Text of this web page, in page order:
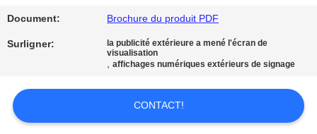
CONTRÔLE
DE
QUALITÉ
Document: Brochure du produit PDF
Surligner:
la publicité extérieure a mené l'écran de
visualisation
,affichages numériques extérieurs de signage
CONTACT!